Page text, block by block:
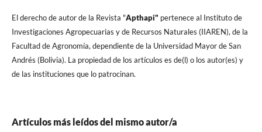
El derecho de autor de la Revista "Apthapi" pertenece al Instituto de
Investigaciones Agropecuarias y de Recursos Naturales (IIAREN), de la
Facultad de Agronomí­a, dependiente de la Universidad Mayor de San
Andrés (Bolivia). La propiedad de los artí­culos es de(l) o los autor(es) y
de las instituciones que lo patrocinan.
Artículos más leídos del mismo autor/a